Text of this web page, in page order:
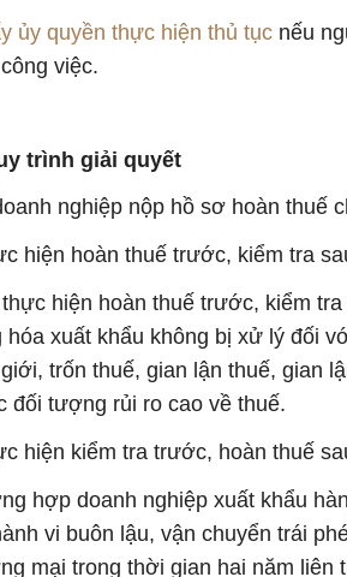
ủy quyền thực hiện thủ tục nếu
việc.
trình giải quyết
nghiệp nộp hồ sơ hoàn thuế
hiện hoàn thuế trước, kiểm tra
hiện hoàn thuế trước, kiểm
hóa xuất khẩu không bị xử lý đối
trốn thuế, gian lận thuế, gian
đối tượng rủi ro cao về thuế.
hiện kiểm tra trước, hoàn thuế
hợp doanh nghiệp xuất khẩu
vi buôn lậu, vận chuyển trái
mại trong thời gian hai năm liên